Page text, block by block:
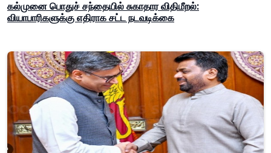
கல்முனை பொதுச் சந்தையில் சுகாதார விதிமீறல்:
வியாபாரிகளுக்கு எதிராக சட்ட நடவடிக்கை